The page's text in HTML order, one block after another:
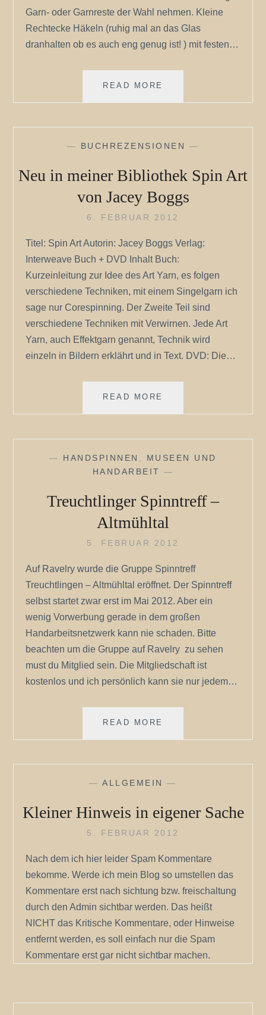
Garn- oder Garnreste der Wahl nehmen. Kleine
Rechtecke Häkeln (ruhig mal an das Glas
dranhalten ob es auch eng genug ist! ) mit festen…
READ MORE
— BUCHREZENSIONEN —
Neu in meiner Bibliothek Spin Art
von Jacey Boggs
6. FEBRUAR 2012
Titel: Spin Art Autorin: Jacey Boggs Verlag:
Interweave Buch + DVD Inhalt Buch:
Kurzeinleitung zur Idee des Art Yarn, es folgen
verschiedene Techniken, mit einem Singelgarn ich
sage nur Corespinning. Der Zweite Teil sind
verschiedene Techniken mit Verwirnen. Jede Art
Yarn, auch Effektgarn genannt, Technik wird
einzeln in Bildern erklährt und in Text. DVD: Die…
READ MORE
ART
VON
BOGGS
— HANDSPINNEN
MUSEEN UND
HANDARBEIT —
Treuchtlinger Spinntreff –
Altmühltal
5. FEBRUAR 2012
Auf Ravelry wurde die Gruppe Spinntreff
Treuchtlingen – Altmühltal eröffnet. Der Spinntreff
selbst startet zwar erst im Mai 2012. Aber ein
wenig Vorwerbung gerade in dem großen
Handarbeitsnetzwerk kann nie schaden. Bitte
beachten um die Gruppe auf Ravelry zu sehen
must du Mitglied sein. Die Mitgliedschaft ist
kostenlos und ich persönlich kann sie nur jedem…
READ MORE
—ALLGEMEIN —
Kleiner Hinweis in eigener Sache
5. FEBRUAR 2012
Nach dem ich hier leider Spam Kommentare
bekomme. Werde ich mein Blog so umstellen das
Kommentare erst nach sichtung bzw. freischaltung
durch den Admin sichtbar werden. Das heißt
NICHT das Kritische Kommentare, oder Hinweise
entfernt werden, es soll einfach nur die Spam
Kommentare erst gar nicht sichtbar machen.